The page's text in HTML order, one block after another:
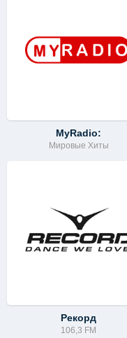
MyRadio:
Мировые Хиты
Рекорд
106,3 FM